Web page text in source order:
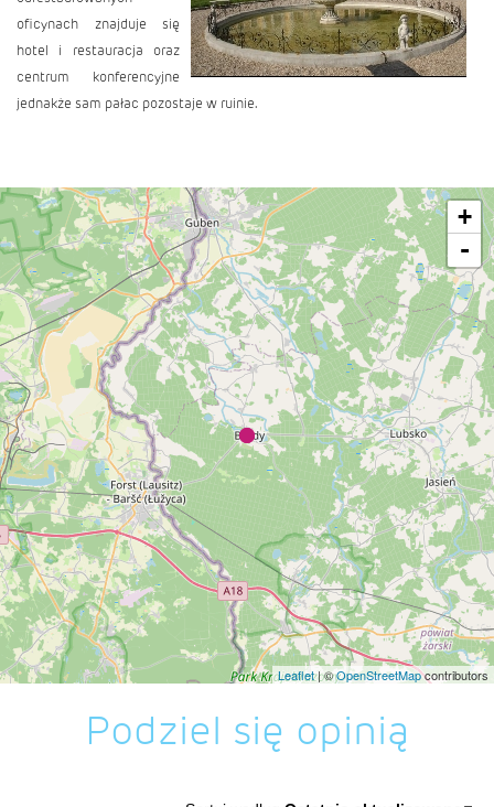
oficynach znajduje się
hotel i restauracja oraz
centrum konferencyjne
jednakże sam pałac pozostaje w ruinie.
+
-
Leaflet| ©OpenStreetMapcontributors
Podziel się opinią